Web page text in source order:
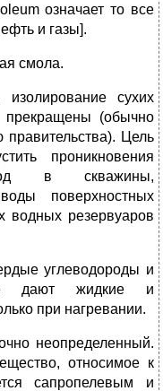
означает то все
и газы].
смола.
сухих
(обычно
Цель
проникновения
в скважины,
поверхностных
водных резервуаров
углеводороды и
дают жидкие и
при нагревании.
неопределенный.
относимое к
сапропелевым и